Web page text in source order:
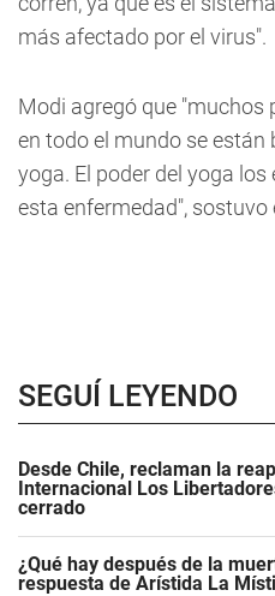
más afectado por el virus".
Modi agregó que "muchos
en todo el mundo se están
yoga. El poder del yoga
esta enfermedad",
SEGUÍ LEYENDO
Desde Chile, reclaman la
Internacional Los
cerrado
¿Qué hay después de la
respuesta de Arístida La